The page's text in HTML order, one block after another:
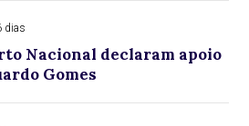
dias
Nacional declaram apoio
Gomes